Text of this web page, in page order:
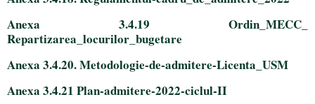
Anexa 3.4.19 Ordin_MECC_
Repartizarea_locurilor_bugetare
Anexa 3.4.20. Metodologie-de-admitere-Licenta_USM
Anexa 3.4.21 Plan-admitere-2022-ciclul-II